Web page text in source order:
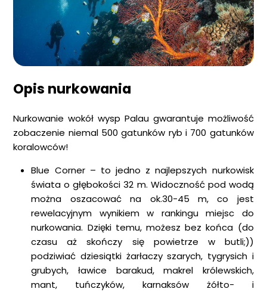
Opis nurkowania
Nurkowanie wokół wysp Palau gwarantuje możliwość
zobaczenie niemal 500 gatunków ryb i 700 gatunków
koralowców!
Blue Corner – to jedno z najlepszych nurkowisk
świata o głębokości 32 m. Widoczność pod wodą
można oszacować na ok.30-45 m, co jest
rewelacyjnym wynikiem w rankingu miejsc do
nurkowania. Dzięki temu, możesz bez końca (do
czasu aż skończy się powietrze w butli;))
podziwiać dziesiątki żarłaczy szarych, tygrysich i
grubych, ławice barakud, makrel królewskich,
mant, tuńczyków, karnaksów żółto- i